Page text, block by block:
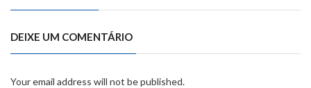
DEIXE UM COMENTÁRIO
Your email address will not be published.